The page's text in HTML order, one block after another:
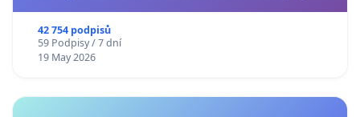
42 754 podpisů
59 Podpisy / 7 dní
19 May 2026